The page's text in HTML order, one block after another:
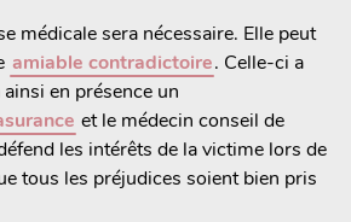
médicale sera nécessaire. Elle peut
amiable contradictoire. Celle-ci a
en présence un
et le médecin conseil de
les intérêts de la victime lors de
tous les préjudices soient bien pris